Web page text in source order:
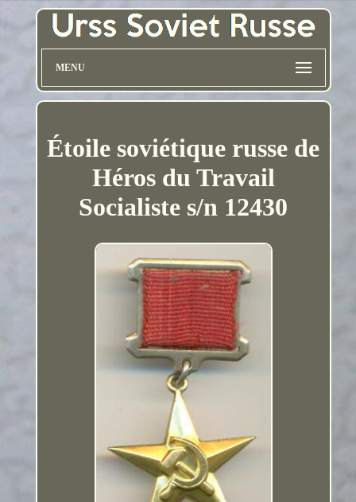
MENU
Étoile soviétique russe de
Héros du Travail
Socialiste s/n 12430